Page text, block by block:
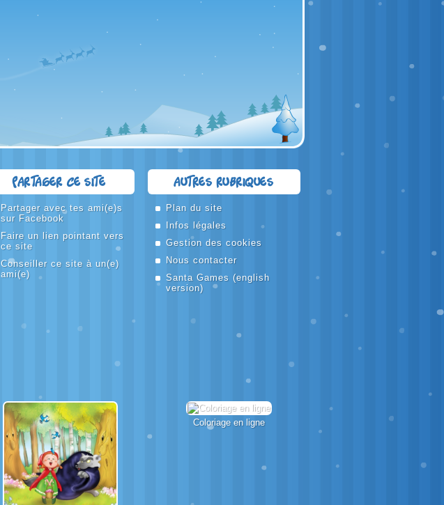
Partager ce site
Partager avec tes ami(e)s
sur Facebook
Faire un lien pointant vers
ce site
Conseiller ce site à un(e)
ami(e)
Autres rubriques
Plan du site
Infos légales
Gestion des cookies
Nous contacter
Santa Games (english
version)
Coloriage en ligne